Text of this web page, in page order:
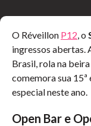
O Réveillon P12, o
ingressos abertas.
Brasil, rola na
comemora sua 15ª
especial neste ano.
Open Bar e